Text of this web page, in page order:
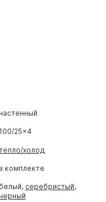
настенный
100/25x4
холод
в комплекте
белый, серебристый,
черный